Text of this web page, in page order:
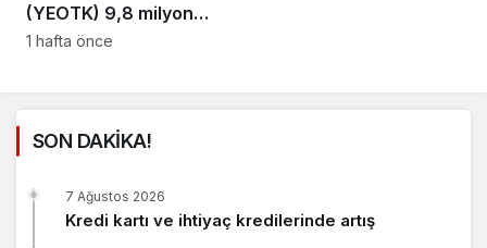
(YEOTK) 9,8 milyon
dolarlık sözleşme
1 hafta önce
SON DAKİKA!
Kredi kartı ve ihtiyaç kredilerinde artış
7 Ağustos 2026